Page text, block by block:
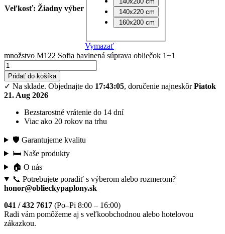
Veľkosť: Žiadny výber
140x220 cm
160x200 cm
Vymazať
množstvo M122 Sofia bavlnená súprava obliečok 1+1
Pridať do košíka
✓ Na sklade. Objednajte do 17:43:04, doručenie najneskôrPiatok
21. Aug 2026
Bezstarostné vrátenie do 14 dní
Viac ako 20 rokov na trhu
🛡️ Garantujeme kvalitu
🛏️ Naše produkty
🏠 O nás
📞 Potrebujete poradiť s výberom alebo rozmerom?
honor@oblieckypaplony.sk
041 / 432 7617 (Po–Pi 8:00 – 16:00)
Radi vám pomôžeme aj s veľkoobchodnou alebo hotelovou
zákazkou.